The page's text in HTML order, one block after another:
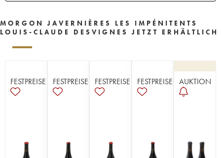
MORGON JAVERNIÈRES LES IMPÉNITENTS
LOUIS-CLAUDE DESVIGNES JETZT ERHÄLTLICH
FESTPREISE FESTPREISE FESTPREISE FESTPREISE AUKTION